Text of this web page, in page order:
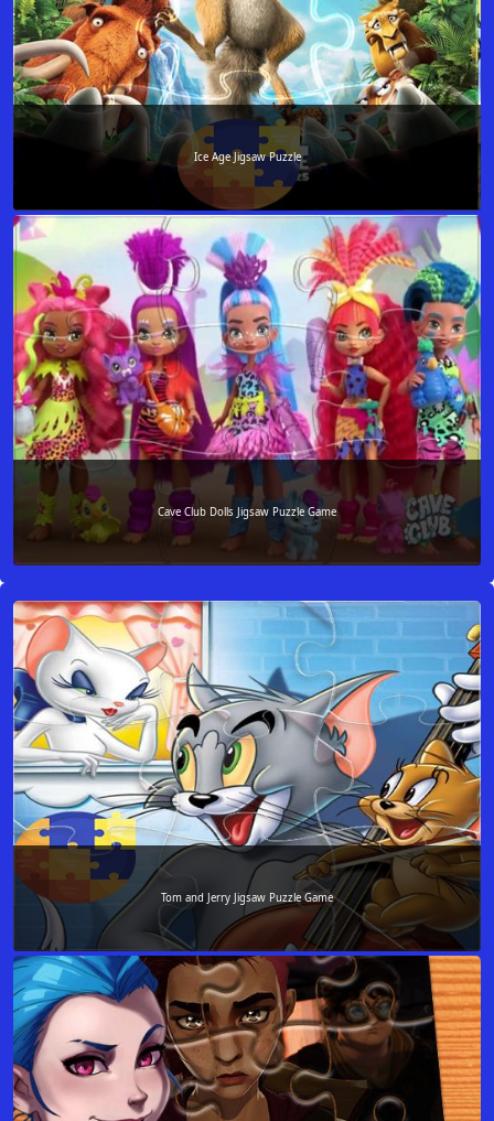
Ice Age Jigsaw Puzzle
Cave Club Dolls Jigsaw Puzzle Game
Tom and Jerry Jigsaw Puzzle Game